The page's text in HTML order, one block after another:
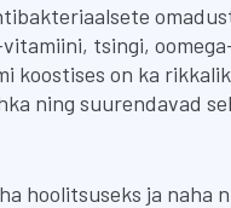
tsingi,
koostises on ka
ning suurendavad
hoolitsuseks ja naha